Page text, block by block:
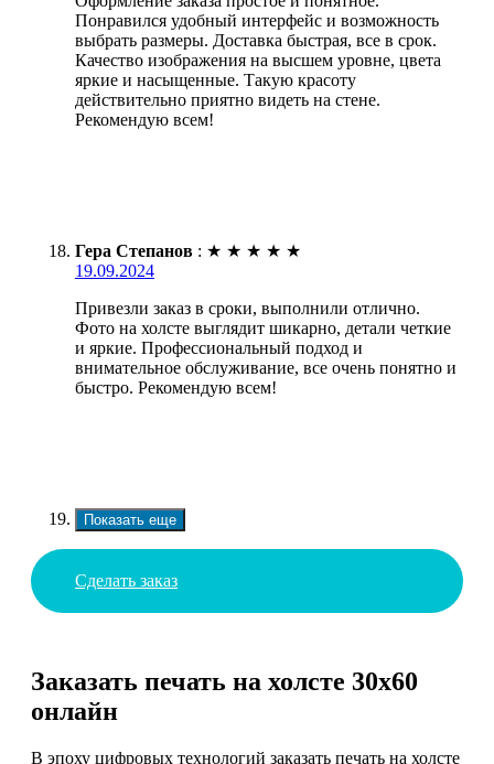
Понравился удобный интерфейс и возможность
выбрать размеры. Доставка быстрая, все в срок.
Качество изображения на высшем уровне, цвета
яркие и насыщенные. Такую красоту
действительно приятно видеть на стене.
Рекомендую всем!
Гера Степанов : ★ ★ ★ ★ ★
19.09.2024
Привезли заказ в сроки, выполнили отлично.
Фото на холсте выглядит шикарно, детали четкие
и яркие. Профессиональный подход и
внимательное обслуживание, все очень понятно и
быстро. Рекомендую всем!
Показать еще
Сделать заказ
Заказать печать на холсте 30х60
онлайн
В эпоху цифровых технологий заказать печать на холсте